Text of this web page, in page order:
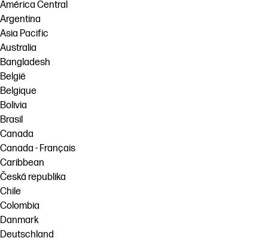
Řešení pracovních postupů
Udržitelnost
América Central
Argentina
Asia Pacific
Australia
Bangladesh
België
Belgique
Bolivia
Brasil
Canada
Canada - Français
Caribbean
Česká republika
Chile
Colombia
Danmark
Deutschland